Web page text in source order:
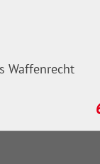
Waffenrecht